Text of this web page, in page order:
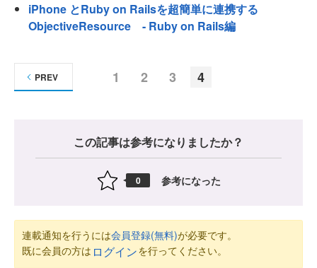
iPhone とRuby on Railsを超簡単に連携する
ObjectiveResource - Ruby on Rails編
1 2 3 4
PREV
この記事は参考になりましたか？
0 参考になった
連載通知を行うには会員登録(無料)が必要です。
既に会員の方は ログインを行ってください。